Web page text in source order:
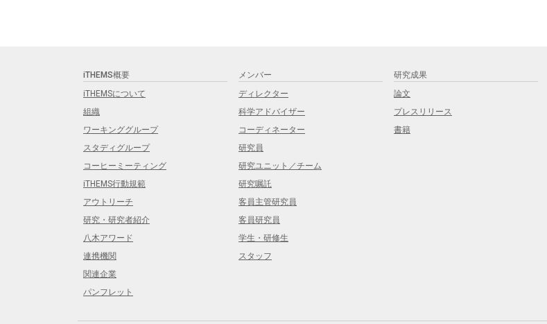
iTHEMS概要
iTHEMSについて
組織
ワーキンググループ
スタディグループ
コーヒーミーティング
iTHEMS行動規範
アウトリーチ
研究・研究者紹介
八木アワード
連携機関
関連企業
パンフレット
メンバー
ディレクター
科学アドバイザー
コーディネーター
研究員
研究ユニット／チーム
研究嘱託
客員主管研究員
客員研究員
学生・研修生
スタッフ
研究成果
論文
プレスリリース
書籍